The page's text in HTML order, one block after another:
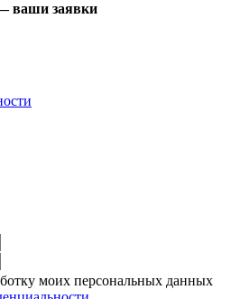
ваши заявки
моих персональных данных